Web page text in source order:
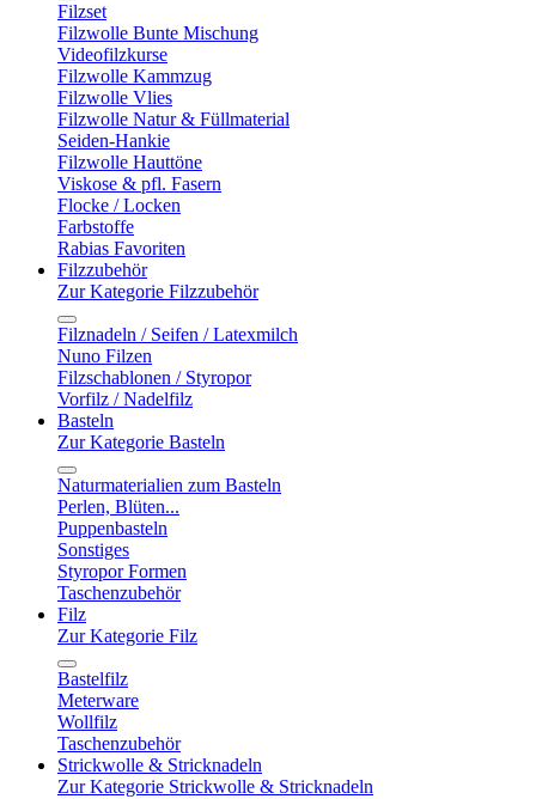
Filzset
Filzwolle Bunte Mischung
Videofilzkurse
Filzwolle Kammzug
Filzwolle Vlies
Filzwolle Natur & Füllmaterial
Seiden-Hankie
Filzwolle Hauttöne
Viskose & pfl. Fasern
Flocke / Locken
Farbstoffe
Rabias Favoriten
Filzzubehör
Zur Kategorie Filzzubehör
Filznadeln / Seifen / Latexmilch
Nuno Filzen
Filzschablonen / Styropor
Vorfilz / Nadelfilz
Basteln
Zur Kategorie Basteln
Naturmaterialien zum Basteln
Perlen, Blüten...
Puppenbasteln
Sonstiges
Styropor Formen
Taschenzubehör
Filz
Zur Kategorie Filz
Bastelfilz
Meterware
Wollfilz
Taschenzubehör
Strickwolle & Stricknadeln
Zur Kategorie Strickwolle & Stricknadeln